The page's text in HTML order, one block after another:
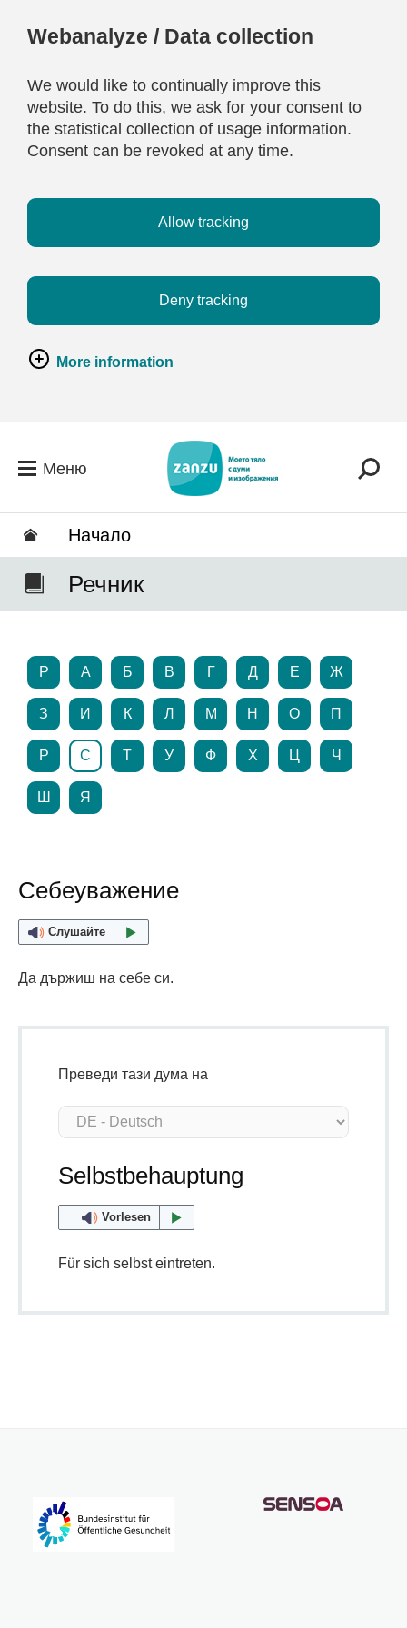
Webanalyze / Data collection
We would like to continually improve this
website. To do this, we ask for your consent to
the statistical collection of usage information.
Consent can be revoked at any time.
Allow tracking
Deny tracking
More information
Меню
Hачало
Речник
P А Б В Г Д Е Ж
З И К Л М Н О П
Р С Т У Ф Х Ц Ч
Ш Я
Себеуважение
Слушайте
Да държиш на себе си.
Преведи тази дума на
Selbstbehauptung
Vorlesen
Für sich selbst eintreten.